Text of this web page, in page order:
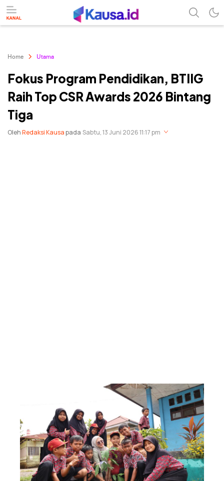
Home Utama
Fokus Program Pendidikan, BTIIG
Raih Top CSR Awards 2026 Bintang
Tiga
OlehRedaksi Kausapada Sabtu, 13 Juni 2026 11:17 pm